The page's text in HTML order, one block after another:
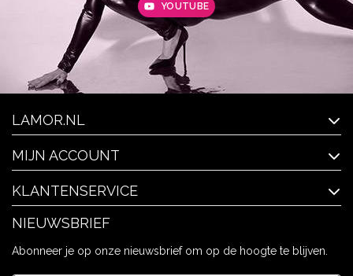
YOUTUBE
LAMOR.NL
MIJN ACCOUNT
KLANTENSERVICE
NIEUWSBRIEF
Abonneer je op onze nieuwsbrief om op de hoogte te blijven.